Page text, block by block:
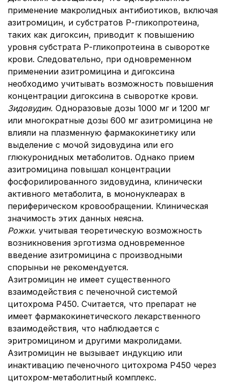
применение макролидных антибиотиков, включая
азитромицин, и субстратов Р-гликопротеина,
таких как дигоксин, приводит к повышению
уровня субстрата Р-гликопротеина в сыворотке
крови. Следовательно, при одновременном
применении азитромицина и дигоксина
необходимо учитывать возможность повышения
концентрации дигоксина в сыворотке крови.
Зидовудин. Одноразовые дозы 1000 мг и 1200 мг
или многократные дозы 600 мг азитромицина не
влияли на плазменную фармакокинетику или
выделение с мочой зидовудина или его
глюкуронидных метаболитов. Однако прием
азитромицина повышал концентрации
фосфорилированного зидовудина, клинически
активного метаболита, в мононуклеарах в
периферическом кровообращении. Клиническая
значимость этих данных неясна.
Рожки. учитывая теоретическую возможность
возникновения эрготизма одновременное
введение азитромицина с производными
спорыньи не рекомендуется.
Азитромицин не имеет существенного
взаимодействия с печеночной системой
цитохрома Р450. Считается, что препарат не
имеет фармакокинетического лекарственного
взаимодействия, что наблюдается с
эритромицином и другими макролидами.
Азитромицин не вызывает индукцию или
инактивацию печеночного цитохрома Р450 через
цитохром-метаболитный комплекс.